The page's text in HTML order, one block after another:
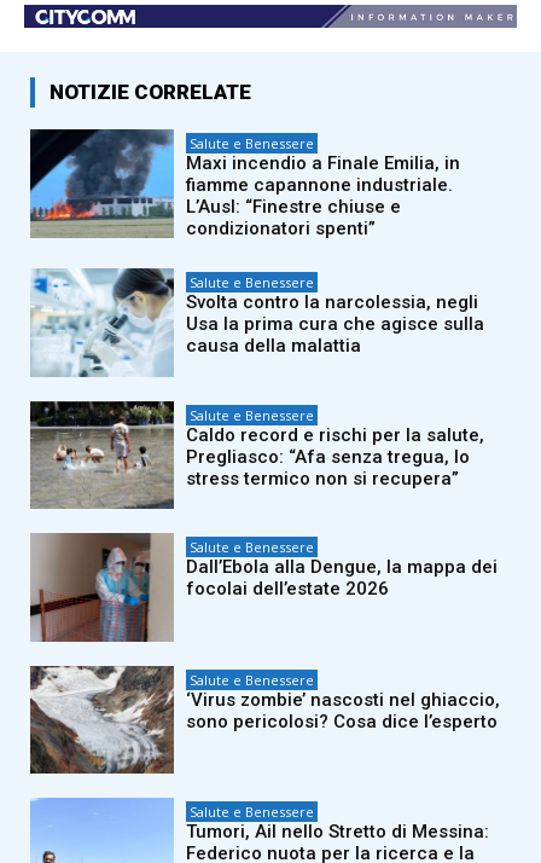
NOTIZIE CORRELATE
Salute e Benessere
Maxi incendio a Finale Emilia, in
fiamme capannone industriale.
L’Ausl: “Finestre chiuse e
condizionatori spenti”
Salute e Benessere
Svolta contro la narcolessia, negli
Usa la prima cura che agisce sulla
causa della malattia
Salute e Benessere
Caldo record e rischi per la salute,
Pregliasco: “Afa senza tregua, lo
stress termico non si recupera”
Salute e Benessere
Dall’Ebola alla Dengue, la mappa dei
focolai dell’estate 2026
Salute e Benessere
‘Virus zombie’ nascosti nel ghiaccio,
sono pericolosi? Cosa dice l’esperto
Salute e Benessere
Tumori, Ail nello Stretto di Messina:
Federico nuota per la ricerca e la